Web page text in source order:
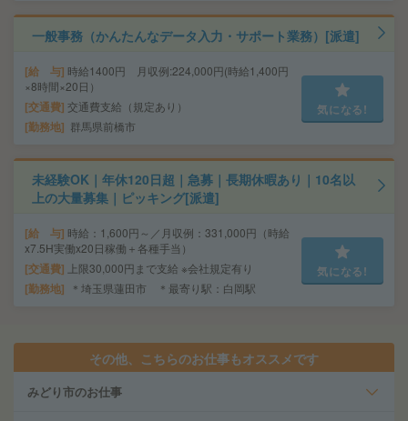
一般事務（かんたんなデータ入力・サポート業務）[派遣]
給 与 時給1400円 月収例:224,000円(時給1,400円
×8時間×20日）
交通費 交通費支給（規定あり）
勤務地 群馬県前橋市
気になる!
未経験OK｜年休120日超｜急募｜長期休暇あり｜10名以
上の大量募集｜ピッキング[派遣]
給 与 時給：1,600円～／月収例：331,000円（時給
x7.5H実働x20日稼働＋各種手当）
交通費 上限30,000円まで支給 ※会社規定有り
勤務地 ＊埼玉県蓮田市 ＊最寄り駅：白岡駅
気になる!
その他、こちらのお仕事もオススメです
みどり市のお仕事